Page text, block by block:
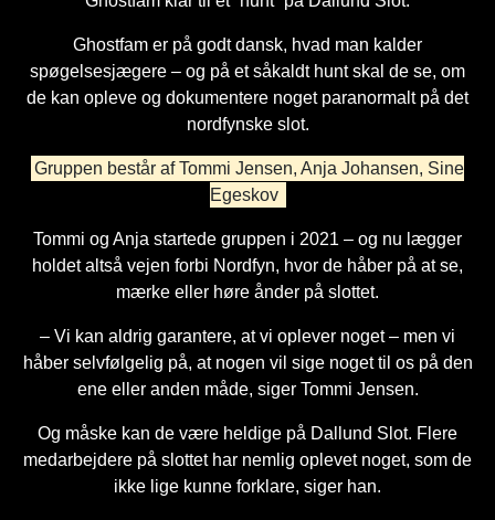
Ghostfam er på godt dansk, hvad man kalder
spøgelsesjægere – og på et såkaldt hunt skal de se, om
de kan opleve og dokumentere noget paranormalt på det
nordfynske slot.
Gruppen består af Tommi Jensen, Anja Johansen, Sine
Egeskov
Tommi og Anja startede gruppen i 2021 – og nu lægger
holdet altså vejen forbi Nordfyn, hvor de håber på at se,
mærke eller høre ånder på slottet.
– Vi kan aldrig garantere, at vi oplever noget – men vi
håber selvfølgelig på, at nogen vil sige noget til os på den
ene eller anden måde, siger Tommi Jensen.
Og måske kan de være heldige på Dallund Slot. Flere
medarbejdere på slottet har nemlig oplevet noget, som de
ikke lige kunne forklare, siger han.